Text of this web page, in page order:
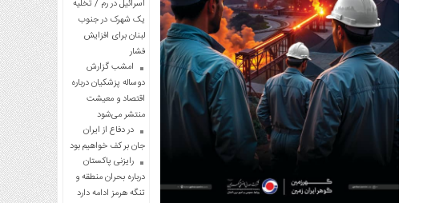
اسرائیل در رم / تخلیه
یک شهرک در جنوب
لبنان برای افزایش
فشار
امشب گزارش
دوساله پزشکیان درباره
اقتصاد و معیشت
منتشر می‌شود
در دفاع از ایران
جان بر کف خواهیم بود
رایزنی پاکستان
درباره بحران منطقه و
تنگه هرمز ادامه دارد